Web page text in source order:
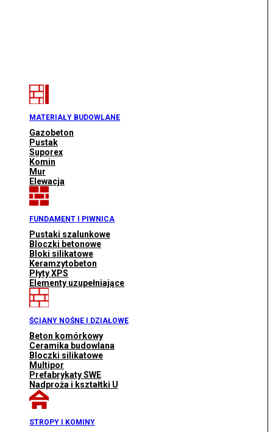
MATERIAŁY BUDOWLANE
Gazobeton
Pustak
Suporex
Komin
Mur
Elewacja
FUNDAMENT I PIWNICA
Pustaki szalunkowe
Bloczki betonowe
Bloki silikatowe
Keramzytobeton
Płyty XPS
Elementy uzupełniające
ŚCIANY NOŚNE I DZIAŁOWE
Beton komórkowy
Ceramika budowlana
Bloczki silikatowe
Multipor
Prefabrykaty SWE
Nadproża i kształtki U
STROPY I KOMINY